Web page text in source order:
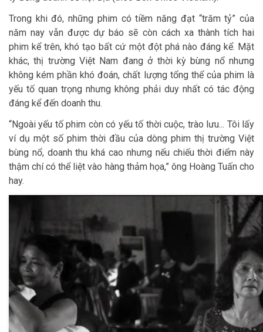
Trong khi đó, những phim có tiềm năng đạt “trăm tỷ” của
năm nay vẫn được dự báo sẽ còn cách xa thành tích hai
phim kể trên, khó tạo bất cứ một đột phá nào đáng kể. Mặt
khác, thị trường Việt Nam đang ở thời kỳ bùng nổ nhưng
không kém phần khó đoán, chất lượng tổng thể của phim là
yếu tố quan trọng nhưng không phải duy nhất có tác động
đáng kể đến doanh thu.
“Ngoài yếu tố phim còn có yếu tố thời cuộc, trào lưu... Tôi lấy
ví dụ một số phim thời đầu của dòng phim thị trường Việt
bùng nổ, doanh thu khá cao nhưng nếu chiếu thời điểm này
thậm chí có thể liệt vào hàng thảm họa,” ông Hoàng Tuấn cho
hay.